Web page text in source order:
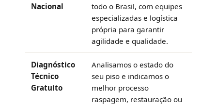
Nacional
todo o Brasil, com equipes
especializadas e logística
própria para garantir
agilidade e qualidade.
Diagnóstico
Técnico
Gratuito
Analisamos o estado do
seu piso e indicamos o
melhor processo
raspagem, restauração ou